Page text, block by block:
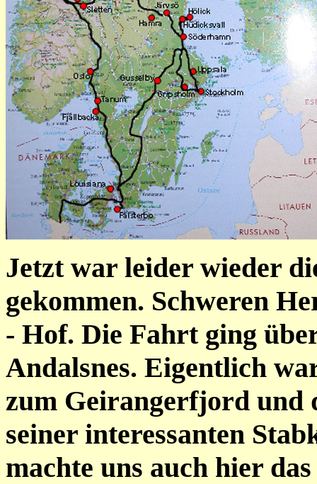
Jetzt war leider wieder
gekommen. Schweren
- Hof. Die Fahrt ging
Andalsnes. Eigentlich
zum Geirangerfjord und
seiner interessanten
machte uns auch hier